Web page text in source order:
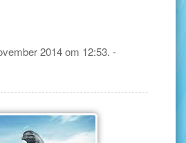
2014 om 12:53. -